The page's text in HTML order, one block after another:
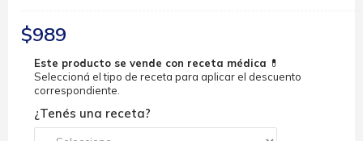
$989
Este producto se vende con receta médica 💊
Seleccioná el tipo de receta para aplicar el descuento
correspondiente.
¿Tenés una receta?